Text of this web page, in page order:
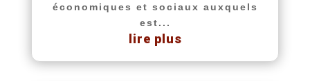
économiques et sociaux auxquels
est...
lire plus